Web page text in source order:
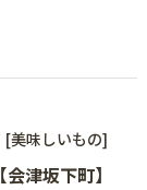
[美味しいもの]
津坂下町】